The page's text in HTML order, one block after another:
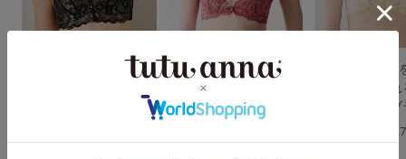
ンナ史上一番盛れる シ
【WEB限定色追加】
[脇肉0ブラ]チュチュア
ンナ史上最強の着痩せ
ントレッドブラ
[育乳ブラ]谷間
てしっかり盛
アドアステラ
4.7